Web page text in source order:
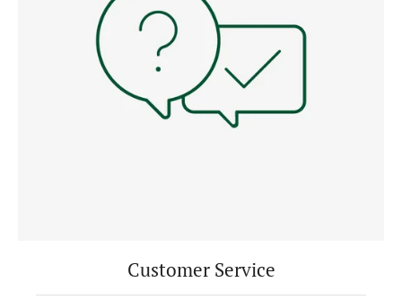
Customer Service